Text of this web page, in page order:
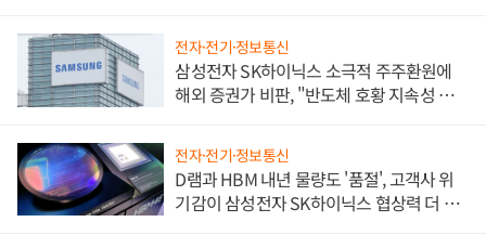
전자·전기·정보통신
삼성전자 SK하이닉스 소극적 주주환원에
해외 증권가 비판, "반도체 호황 지속성 의
전자·전기·정보통신
D램과 HBM 내년 물량도 '품절', 고객사 위
기감이 삼성전자 SK하이닉스 협상력 더 키